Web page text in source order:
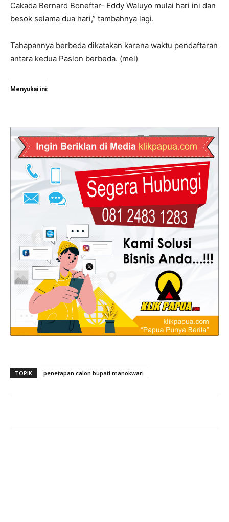
Cakada Bernard Boneftar- Eddy Waluyo mulai hari ini dan
besok selama dua hari,” tambahnya lagi.
Tahapannya berbeda dikatakan karena waktu pendaftaran
antara kedua Paslon berbeda. (mel)
Menyukai ini:
TOPIK penetapan calon bupati manokwari